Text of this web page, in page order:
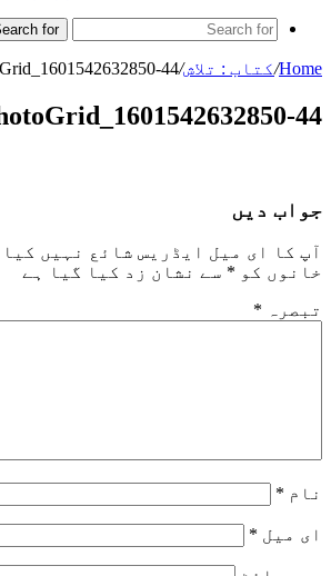
for
Home
/کتاب : تلاش/
44
44
جواب دیں
آپ کا ای میل ایڈریس شائع نہیں کیا
خانوں کو * سے نشان زد کیا گیا ہے
تبصرہ *
نام *
ای میل *